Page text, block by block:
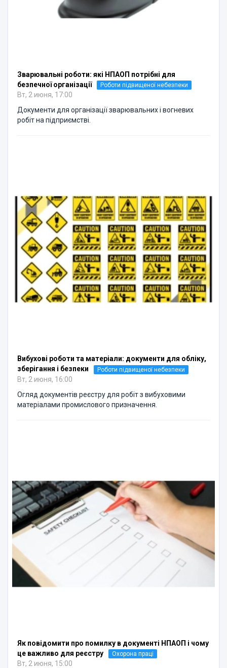
Зварювальні роботи: які НПАОП потрібні для
безпечної організації
Роботи підвищеної небезпеки
Вт, 2 июня, 17:00
Документи для організації зварювальних і вогневих
робіт на підприємстві.
Вибухові роботи та матеріали: документи для обліку,
зберігання і безпеки
Роботи підвищеної небезпеки
Вт, 2 июня, 16:00
Огляд документів реєстру для робіт з вибуховими
матеріалами промислового призначення.
Як повідомити про помилку в документі НПАОП і чому
це важливо для реєстру
Охорона праці
Вт, 2 июня, 15:00